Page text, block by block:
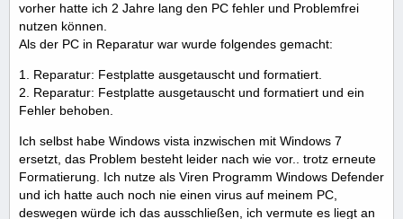
vorher hatte ich 2 Jahre lang den PC fehler und Problemfrei
nutzen können.
Als der PC in Reparatur war wurde folgendes gemacht:
1. Reparatur: Festplatte ausgetauscht und formatiert.
2. Reparatur: Festplatte ausgetauscht und formatiert und ein
Fehler behoben.
Ich selbst habe Windows vista inzwischen mit Windows 7
ersetzt, das Problem besteht leider nach wie vor.. trotz erneute
Formatierung. Ich nutze als Viren Programm Windows Defender
und ich hatte auch noch nie einen virus auf meinem PC,
deswegen würde ich das ausschließen, ich vermute es liegt an